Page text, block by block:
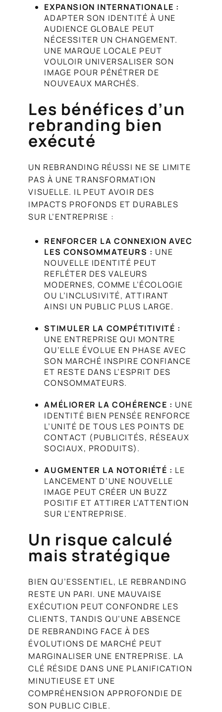
EXPANSION INTERNATIONALE :
ADAPTER SON IDENTITÉ À UNE
AUDIENCE GLOBALE PEUT
NÉCESSITER UN CHANGEMENT.
UNE MARQUE LOCALE PEUT
VOULOIR UNIVERSALISER SON
IMAGE POUR PÉNÉTRER DE
NOUVEAUX MARCHÉS.
Les bénéfices d’un
rebranding bien
exécuté
UN REBRANDING RÉUSSI NE SE LIMITE
PAS À UNE TRANSFORMATION
VISUELLE. IL PEUT AVOIR DES
IMPACTS PROFONDS ET DURABLES
SUR L’ENTREPRISE :
RENFORCER LA CONNEXION AVEC
LES CONSOMMATEURS : UNE
NOUVELLE IDENTITÉ PEUT
REFLÉTER DES VALEURS
MODERNES, COMME L’ÉCOLOGIE
OU L’INCLUSIVITÉ, ATTIRANT
AINSI UN PUBLIC PLUS LARGE.
STIMULER LA COMPÉTITIVITÉ :
UNE ENTREPRISE QUI MONTRE
QU’ELLE ÉVOLUE EN PHASE AVEC
SON MARCHÉ INSPIRE CONFIANCE
ET RESTE DANS L’ESPRIT DES
CONSOMMATEURS.
AMÉLIORER LA COHÉRENCE : UNE
IDENTITÉ BIEN PENSÉE RENFORCE
L’UNITÉ DE TOUS LES POINTS DE
CONTACT (PUBLICITÉS, RÉSEAUX
SOCIAUX, PRODUITS).
AUGMENTER LA NOTORIÉTÉ : LE
LANCEMENT D’UNE NOUVELLE
IMAGE PEUT CRÉER UN BUZZ
POSITIF ET ATTIRER L’ATTENTION
SUR L’ENTREPRISE.
Un risque calculé
mais stratégique
BIEN QU’ESSENTIEL, LE REBRANDING
RESTE UN PARI. UNE MAUVAISE
EXÉCUTION PEUT CONFONDRE LES
CLIENTS, TANDIS QU’UNE ABSENCE
DE REBRANDING FACE À DES
ÉVOLUTIONS DE MARCHÉ PEUT
MARGINALISER UNE ENTREPRISE. LA
CLÉ RÉSIDE DANS UNE PLANIFICATION
MINUTIEUSE ET UNE
COMPRÉHENSION APPROFONDIE DE
SON PUBLIC CIBLE.